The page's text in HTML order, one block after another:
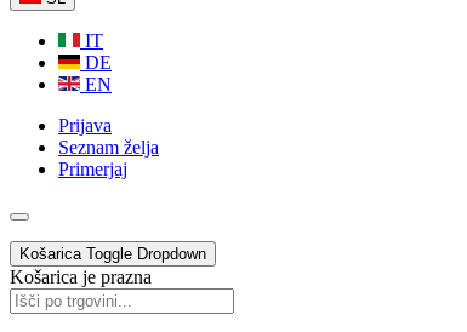
IT
DE
EN
Prijava
Seznam želja
Primerjaj
Košarica Toggle Dropdown
Košarica je prazna